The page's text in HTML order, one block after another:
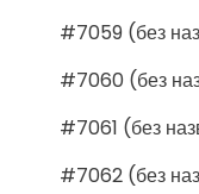
#7059 (без
#7060 (без
#7061 (без
#7062 (без